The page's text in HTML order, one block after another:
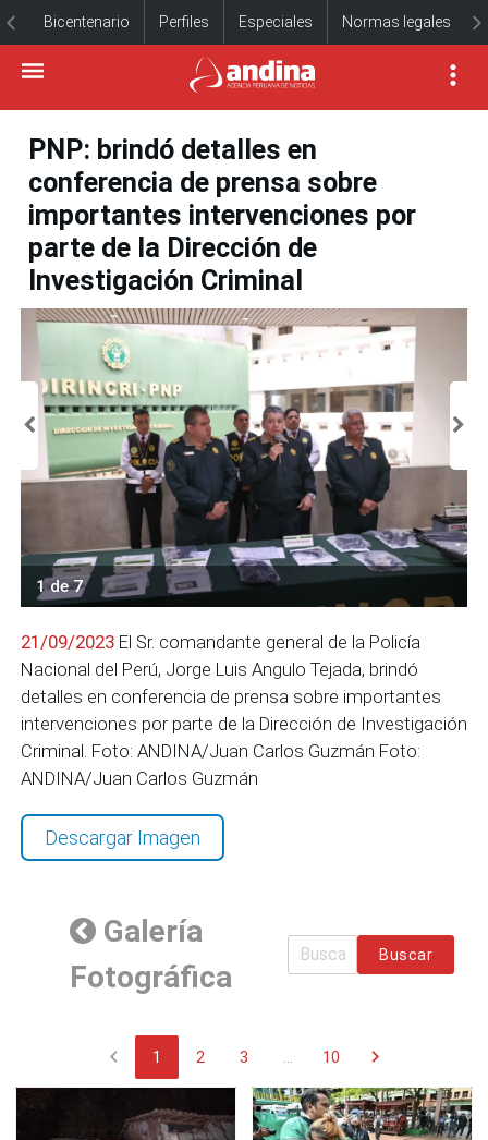
Bicentenario Perfiles Especiales Normas legales
PNP: brindó detalles en
conferencia de prensa sobre
importantes intervenciones por
parte de la Dirección de
Investigación Criminal
1 de 7
21/09/2023 El Sr. comandante general de la Policía
Nacional del Perú, Jorge Luis Angulo Tejada, brindó
detalles en conferencia de prensa sobre importantes
intervenciones por parte de la Dirección de Investigación
Criminal. Foto: ANDINA/Juan Carlos Guzmán Foto:
ANDINA/Juan Carlos Guzmán
Descargar Imagen
Galería
Fotográfica
Buscar
chevron_left 1 2 3 10 chevron_right